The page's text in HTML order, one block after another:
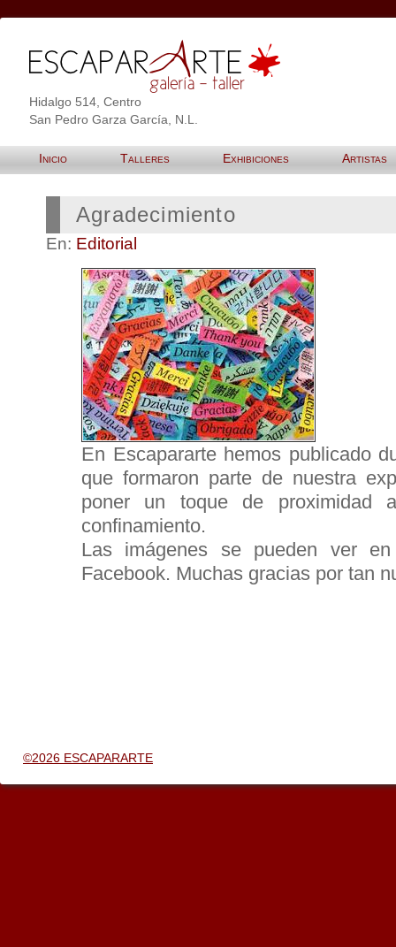
Hidalgo 514, Centro
San Pedro Garza García, N.L.
Inicio Talleres Exhibiciones Artistas
Agradecimiento
En: Editorial
En Escapararte hemos publicado
que formaron parte de nuestra
poner un toque de proximidad
confinamiento.
Las imágenes se pueden ver
Facebook. Muchas gracias por tan
©2026 ESCAPARARTE